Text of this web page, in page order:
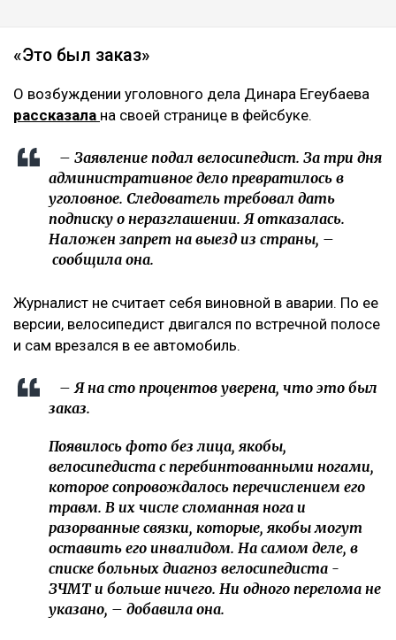
«Это был заказ»
О возбуждении уголовного дела Динара Егеубаева
рассказала на своей странице в фейсбуке.
– Заявление подал велосипедист. За три дня
административное дело превратилось в
уголовное. Следователь требовал дать
подписку о неразглашении. Я отказалась.
Наложен запрет на выезд из страны, –
сообщила она.
Журналист не считает себя виновной в аварии. По ее
версии, велосипедист двигался по встречной полосе
и сам врезался в ее автомобиль.
– Я на сто процентов уверена, что это был
заказ.
Появилось фото без лица, якобы,
велосипедиста с перебинтованными ногами,
которое сопровождалось перечислением его
травм. В их числе сломанная нога и
разорванные связки, которые, якобы могут
оставить его инвалидом. На самом деле, в
списке больных диагноз велосипедиста -
ЗЧМТ и больше ничего. Ни одного перелома не
указано, – добавила она.